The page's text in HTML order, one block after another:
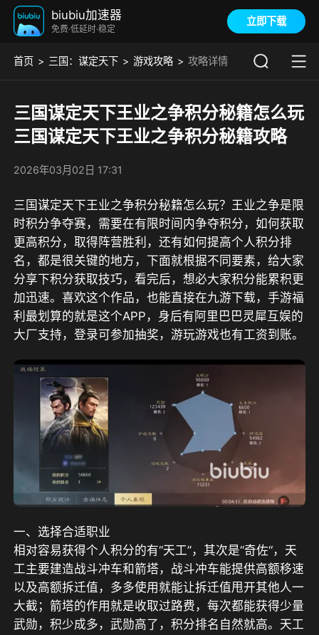
biubiu加速器
免费·低延时·稳定
立即下载
首页 三国：谋定天下 游戏攻略 攻略详情
三国谋定天下王业之争积分秘籍怎么玩
三国谋定天下王业之争积分秘籍攻略
2026年03月02日 17:31
三国谋定天下王业之争积分秘籍怎么玩？王业之争是限
时积分争夺赛，需要在有限时间内争夺积分，如何获取
更高积分，取得阵营胜利，还有如何提高个人积分排
名，都是很关键的地方，下面就根据不同要素，给大家
分享下积分获取技巧，看完后，想必大家积分能累积更
加迅速。喜欢这个作品，也能直接在九游下载，手游福
利最划算的就是这个APP ，身后有阿里巴巴灵犀互娱的
大厂支持，登录可参加抽奖，游玩游戏也有工资到账。
一、选择合适职业
相对容易获得个人积分的有“天工”，其次是“奇佐“，天
工主要建造战斗冲车和箭塔，战斗冲车能提供高额移速
以及高额拆迁值，多多使用就能让拆迁值甩开其他人一
大截；箭塔的作用就是收取过路费，每次都能获得少量
武勋，积少成多，武勋高了，积分排名自然就高。天工